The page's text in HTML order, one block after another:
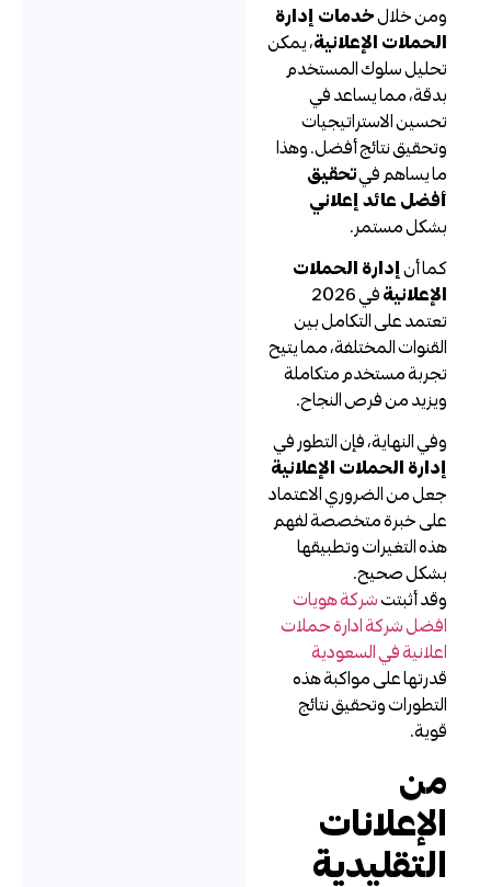
ومن خلالخدمات إدارة
الحملات الإعلانية، يمكن
تحليل سلوك المستخدم
بدقة، مما يساعد في
تحسين الاستراتيجيات
وتحقيق نتائج أفضل. وهذا
ما يساهم فيتحقيق
أفضل عائد إعلاني
بشكل مستمر.
كما أنإدارة الحملات
الإعلانية
في 2026
تعتمد على التكامل بين
القنوات المختلفة، مما يتيح
تجربة مستخدم متكاملة
ويزيد من فرص النجاح.
وفي النهاية، فإن التطور في
إدارة الحملات الإعلانية
جعل من الضروري الاعتماد
على خبرة متخصصة لفهم
هذه التغيرات وتطبيقها
بشكل صحيح.
وقد أثبتتشركة هويات
افضل شركة ادارة حملات
اعلانية في السعودية
قدرتها على مواكبة هذه
التطورات وتحقيق نتائج
من
الإعلانات
التقليدية